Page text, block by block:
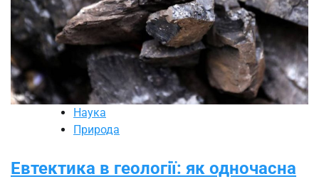
Наука
Природа
Евтектика в геології: як одночасна